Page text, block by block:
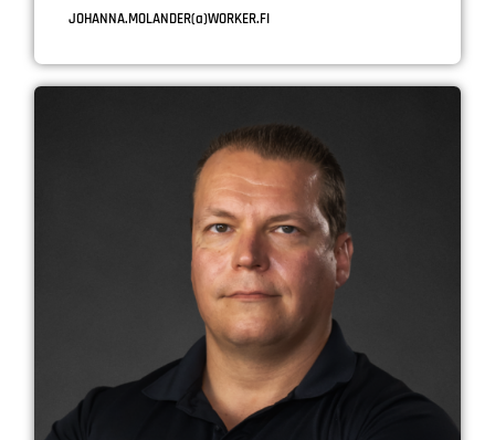
JOHANNA.MOLANDER(a)WORKER.FI